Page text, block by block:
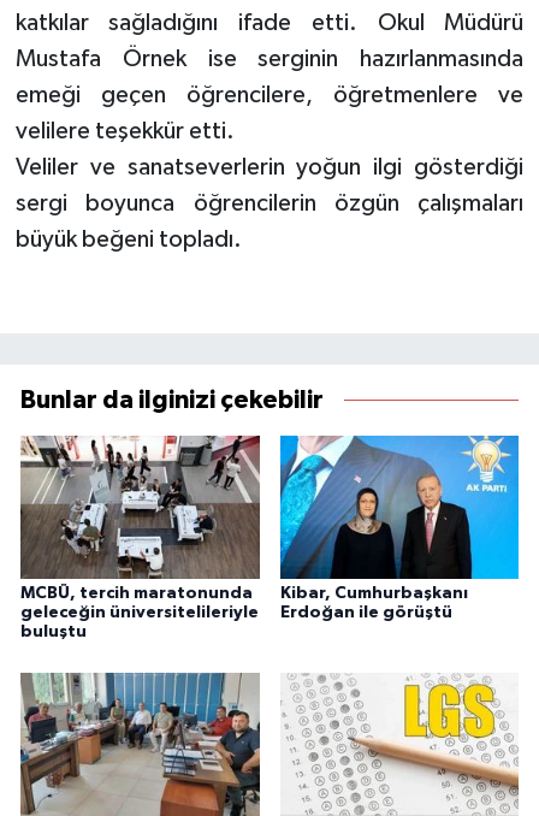
katkılar sağladığını ifade etti. Okul Müdürü
Mustafa Örnek ise serginin hazırlanmasında
emeği geçen öğrencilere, öğretmenlere ve
velilere teşekkür etti.
Veliler ve sanatseverlerin yoğun ilgi gösterdiği
sergi boyunca öğrencilerin özgün çalışmaları
büyük beğeni topladı.
Bunlar da ilginizi çekebilir
MCBÜ, tercih maratonunda
geleceğin üniversitelileriyle
buluştu
Kibar, Cumhurbaşkanı
Erdoğan ile görüştü